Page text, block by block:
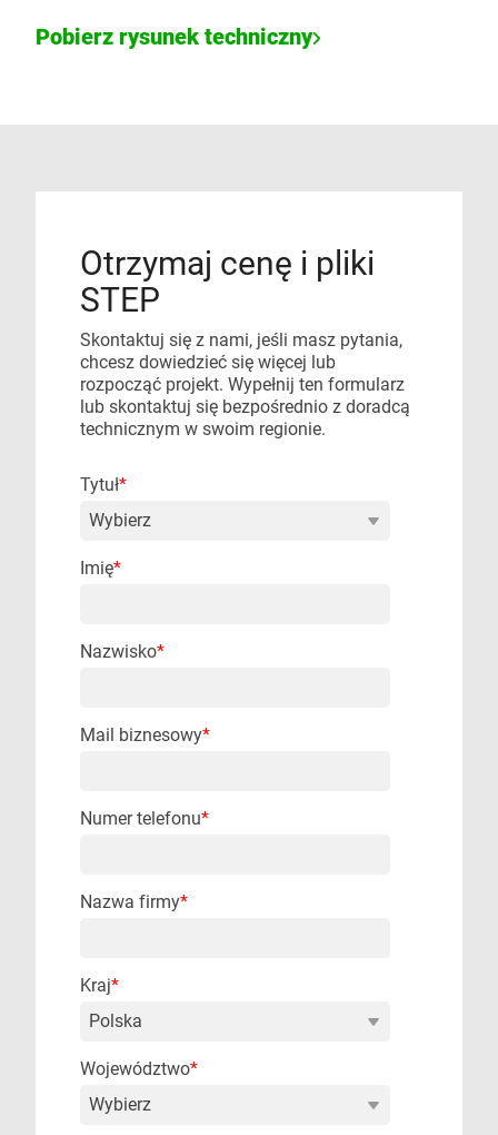
Pobierz rysunek techniczny
Otrzymaj cenę i pliki
STEP
Skontaktuj się z nami, jeśli masz pytania,
chcesz dowiedzieć się więcej lub
rozpocząć projekt. Wypełnij ten formularz
lub skontaktuj się bezpośrednio z doradcą
technicznym w swoim regionie.
Tytuł*
Imię*
Nazwisko*
Mail biznesowy*
Numer telefonu*
Nazwa firmy*
Kraj*
Województwo*